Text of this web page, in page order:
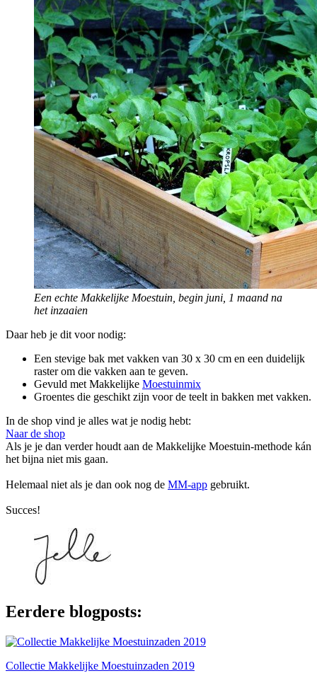
Een echte Makkelijke Moestuin, begin juni, 1 maand na
het inzaaien
Daar heb je dit voor nodig:
Een stevige bak met vakken van 30 x 30 cm en een duidelijk
raster om die vakken aan te geven.
Gevuld met Makkelijke Moestuinmix
Groentes die geschikt zijn voor de teelt in bakken met vakken.
In de shop vind je alles wat je nodig hebt:
Naar de shop
Als je je dan verder houdt aan de Makkelijke Moestuin-methode kán
het bijna niet mis gaan.
Helemaal niet als je dan ook nog de MM-app gebruikt.
Succes!
Eerdere blogposts:
Collectie Makkelijke Moestuinzaden 2019